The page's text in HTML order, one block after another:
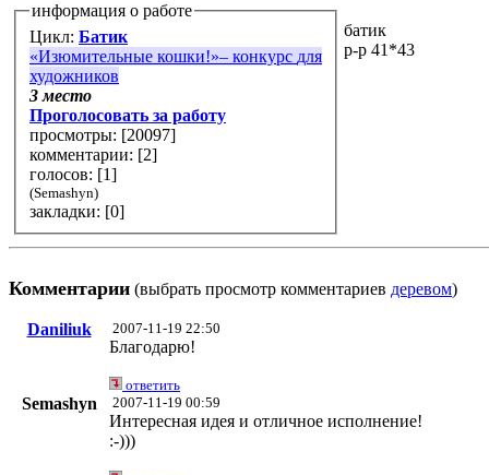
информация о работе
Цикл: Батик
«Изюмительные кошки!»– конкурс для
художников
3 место
Проголосовать за работу
просмотры: [20097]
комментарии: [2]
голосов: [1]
(Semashyn)
закладки: [0]
батик
р-р 41*43
Комментарии (выбрать просмотр комментариев деревом)
Daniliuk 2007-11-19 22:50
Благодарю!
ответить
Semashyn 2007-11-19 00:59
Интересная идея и отличное исполнение!
:-)))